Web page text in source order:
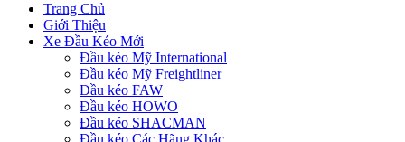
Trang Chủ
Giới Thiệu
Xe Đầu Kéo Mới
Đầu kéo Mỹ International
Đầu kéo Mỹ Freightliner
Đầu kéo FAW
Đầu kéo HOWO
Đầu kéo SHACMAN
Đầu kéo Các Hãng Khác